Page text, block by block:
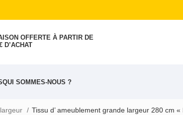
OFFERTE À PARTIR DE
D’ACHAT
QUI SOMMES-NOUS ?
Tissu d’ ameublement grande largeur 280 cm